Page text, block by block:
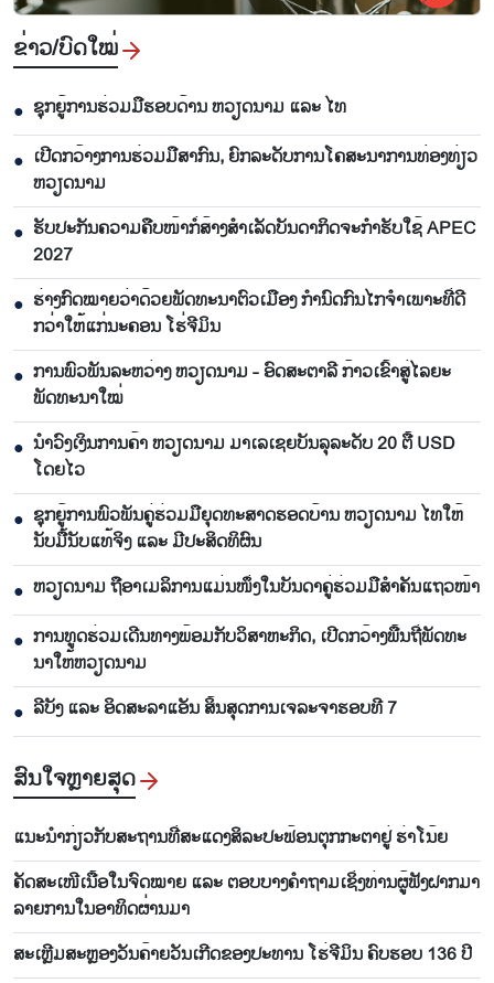
ຂ່າວ/ບົດ​ໃໝ່
● ຊຸກຍູ້ການຮ່ວມມືຮອບດ້ານ ຫວຽດນາມ ແລະ ໄທ
● ເປີດກວ້າງການຮ່ວມມືສາກົນ, ຍົກລະດັບການໂຄສະນາການທ່ອງທ່ຽວ
ຫວຽດນາມ
● ຮັບປະກັນຄວາມຄືບໜ້າກໍ່ສ້າງສຳເລັດບັນດາກິດຈະກຳຮັບໃຊ້ APEC
2027
● ຮ່າງກົດໝາຍວ່າດ້ວຍພັດທະນາຕົວເມືອງ ກຳນົດກົນໄກຈຳເພາະທີ່ດີ
ກວ່າໃຫ້ແກ່ນະຄອນ ໂຮ່ຈີມິນ
● ການພົວພັນລະຫວ່າງ ຫວຽດນາມ - ອົດສະຕາລີ ກ້າວເຂົ້າສູ່ໄລຍະ
ພັດທະນາໃໝ່
● ນຳ​ວົງ​ເງິນ​ການ​ຄ້າ ຫວຽດ​ນາມ ມາ​ເລ​ເຊຍ​ບັນ​ລຸ​ລະ​ດັບ 20 ຕື້ USD
ໂດຍ​ໄວ
● ຊຸກ​ຍູ້​ການ​ພົວ​ພັນ​ຄູ່​ຮ່ວມ​ມື​ຍຸດ​ທະ​ສາດ​ຮອດ​ບ້ານ ຫວຽດ​ນາມ ໄທ​ໃຫ້​
ນັບ​ມື້​ນັບ​ແທ້​ຈິງ ແລະ ມີ​ປະ​ສິດ​ທິ​ຜົນ
● ຫ​ວຽດ​ນາມ ຖື​ອາ​ເມ​ລິ​ການ​ແມ່ນ​ໜຶ່ງ​ໃນ​ບັນ​ດາ​ຄູ່​ຮ່ວມ​ມື​ສຳ​ຄັນ​ແຖວ​ໜ້າ
● ການ​ທູດ​ຮ່ວມ​ເດີນ​ທາງ​ພ້ອມກັບ​ວິ​ສາ​ຫະ​ກ​ິດ, ເປີດກວ້າງ​ພື້ນ​ຖີ່​ພັດ​ທະ​
ນາ​ໃຫ້​ຫວຽດ​ນາມ
● ລີ​ບັງ ແລະ ອິດ​ສະ​ລາ​ແອັນ ສິ້ນ​ສຸດ​ການ​ເຈ​ລະ​ຈາ​ຮອບ​ທີ 7
ສົນ​ໃຈ​ຫຼາຍ​ສຸດ
ແນະ​ນຳ​ກ່ຽວ​ກັບສະ​ຖານ​ທີ່​ສະ​ແດງ​ສິ​ລະ​ປະ​ຟ້ອນ​ຕຸກ​ກະ​ຕາ​ຢູ່ ຮ່າ​ໂນ້ຍ
ຄັດສະເໜີເນື້ອໃນຈົດໝາຍ ແລະ ຕອບບາງຄຳຖາມເຊິ່ງທ່ານຜູ້ຟັງຝາກມາ
ລາຍການໃນອາທິດຜ່ານມາ
ສະເຫຼີມສະຫຼອງວັນຄ້າຍວັນເກີດຂອງປະທານ ໂຮ່ຈີມິນ ຄົບຮອບ 136 ປີ